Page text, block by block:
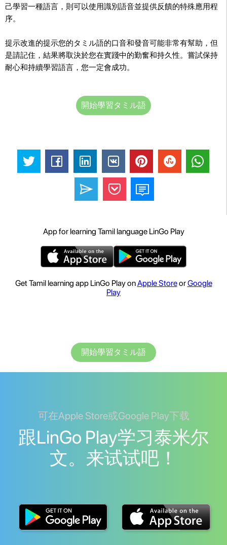
己學習一種語言，則可以使用識別語音並提供反饋的特殊應用程
序。
提示改進的提示您的タミル語的口音和發音可能非常有幫助，但
是請記住，結果將取決於您在實踐中的勤奮和持久性。嘗試保持
耐心和持續學習語言，您一定會成功。
開始學習タミル語
App for learning Tamil language LinGo Play
Get Tamil learning app LinGo Play onApple StoreorGoogle
Play
開始學習タミル語
可在Apple Store或Google Play下载
跟LinGo Play学习泰米尔
文。来试试吧！